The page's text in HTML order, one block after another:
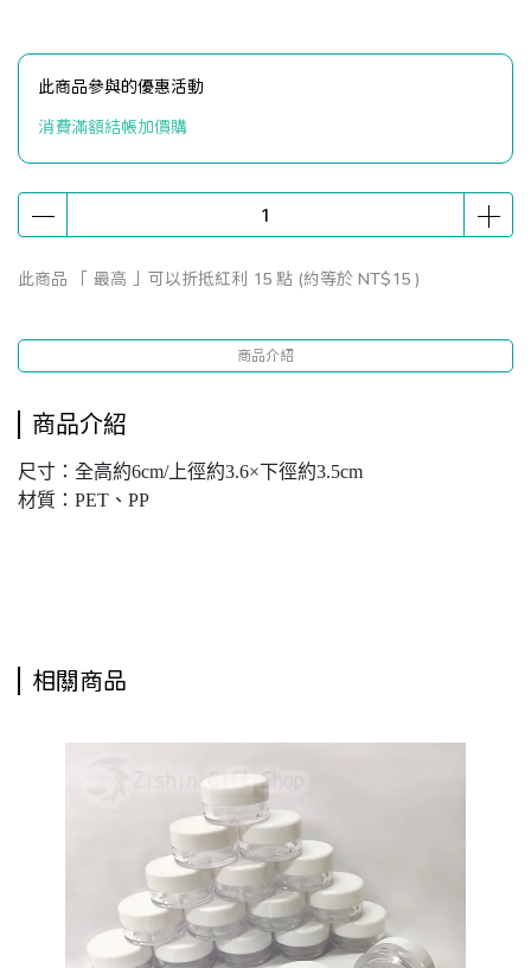
此商品參與的優惠活動
消費滿額結帳加價購
此商品 「 最高 」可以折抵紅利 15 點 (約等於 NT$15 )
商品介紹
商品介紹
尺寸：全高約6cm/上徑約3.6×下徑約3.5cm
材質：PET、PP
相關商品